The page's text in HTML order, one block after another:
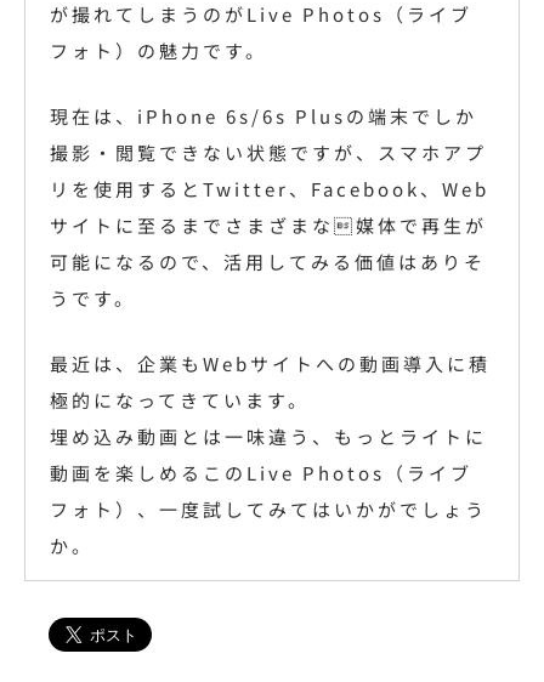
が撮れてしまうのがLive Photos（ライブ
フォト）の魅力です。
現在は、iPhone 6s/6s Plusの端末でしか
撮影・閲覧できない状態ですが、スマホアプ
リを使用するとTwitter、Facebook、Web
サイトに至るまでさまざまな媒体で再生が
可能になるので、活用してみる価値はありそ
うです。
最近は、企業もWebサイトへの動画導入に積
極的になってきています。
埋め込み動画とは一味違う、もっとライトに
動画を楽しめるこのLive Photos（ライブ
フォト）、一度試してみてはいかがでしょう
か。